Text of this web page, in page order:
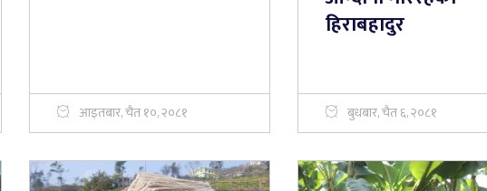
आइतबार, चैत १०, २०८१
हिराबहादुर
बुधबार, चैत ६, २०८१